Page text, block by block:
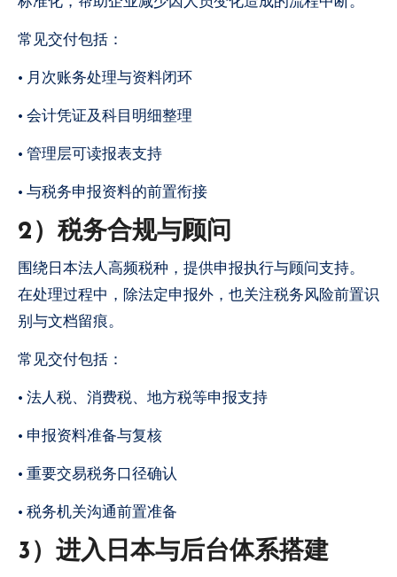
常见交付包括：
• 月次账务处理与资料闭环
• 会计凭证及科目明细整理
• 管理层可读报表支持
• 与税务申报资料的前置衔接
2）税务合规与顾问
围绕日本法人高频税种，提供申报执行与顾问支持。
在处理过程中，除法定申报外，也关注税务风险前置识
别与文档留痕。
常见交付包括：
• 法人税、消费税、地方税等申报支持
• 申报资料准备与复核
• 重要交易税务口径确认
• 税务机关沟通前置准备
3）进入日本与后台体系搭建